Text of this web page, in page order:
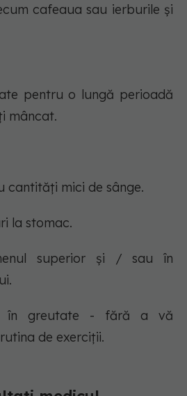
cafeaua sau ierburile și
pentru o lungă perioadă
mâncat.
cantități mici de sânge.
la stomac.
superior și / sau în
în greutate - fără a vă
de exerciții.